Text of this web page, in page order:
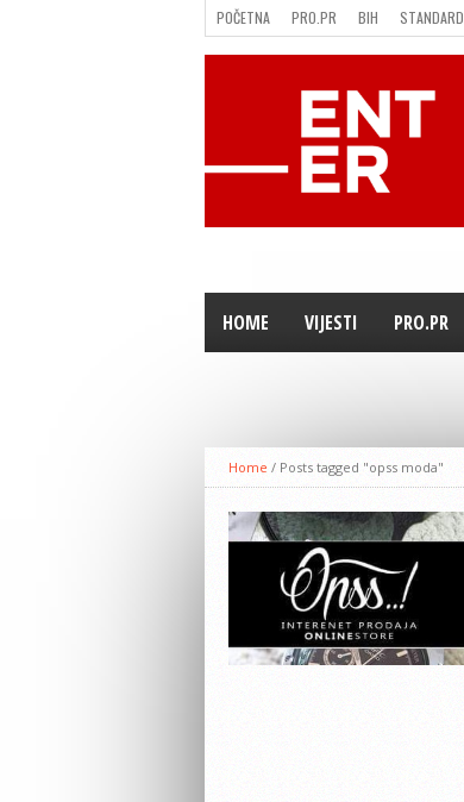
POČETNA PRO.PR BIH STANDARD
FILMING LOCATION IN BH
KONTAKT
HOME VIJESTI PRO.PR
Home / Posts tagged "opss moda"